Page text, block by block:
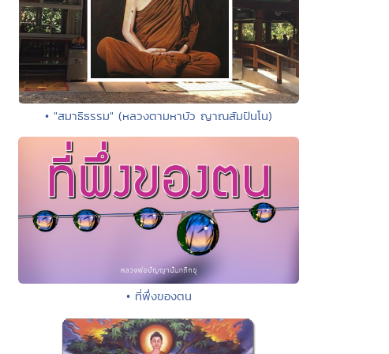
• "สมาธิธรรม" (หลวงตามหาบัว ญาณสัมปันโน)
• ที่พึ่งของตน